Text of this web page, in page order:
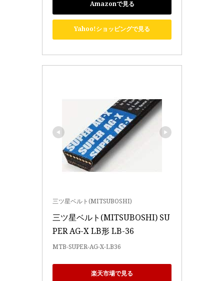
Amazonで見る
Yahoo!ショッピングで見る
三ツ星ベルト(MITSUBOSHI)
三ツ星ベルト(MITSUBOSHI) SU
PER AG-X LB形 LB-36
MTB-SUPER-AG-X-LB36
楽天市場で見る